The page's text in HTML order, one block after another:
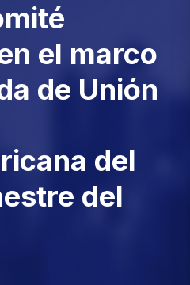
el marco
de Unión
del
del